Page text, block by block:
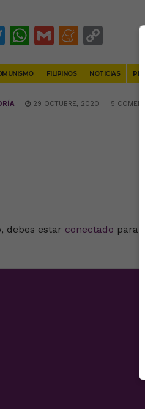
Twitter
WhatsApp
Gmail
Copy
FILIPINOS NOTICIAS
29 OCTUBRE, 2020 5
debes estar conectado para